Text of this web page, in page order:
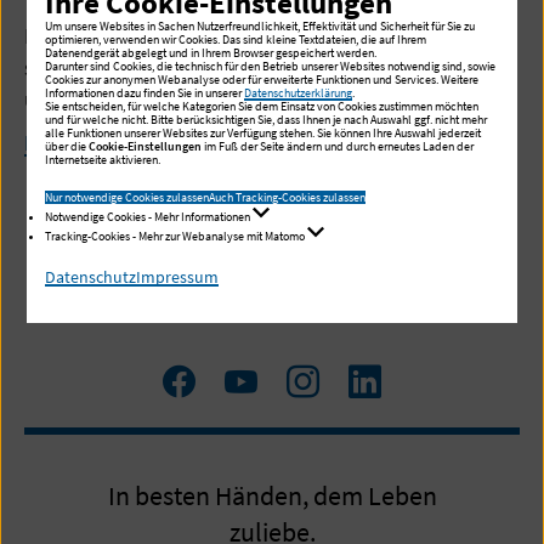
Das Team der Klinik für Urologie und Uroonkologie
stellt sich vor: Eine Übersicht der Mitarbeiterinnen
und Mitarbeiter.
Mehr lesen
Zum
Facebook
Zum
YouTube
Zum
Instagram
LinkedIn
In besten Händen, dem Leben
zuliebe.
Um unsere Websites in Sachen Nutzerfreundlichkeit, Effektivität und Sicherheit für Sie zu
optimieren, verwenden wir Cookies. Das sind kleine Textdateien, die auf Ihrem
Datenendgerät abgelegt und in Ihrem Browser gespeichert werden.
Darunter sind Cookies, die technisch für den Betrieb unserer Websites notwendig sind, sowie
Cookies zur anonymen Webanalyse oder für erweiterte Funktionen und Services. Weitere
Informationen dazu finden Sie in unsererDatenschutzerklärung.
Sie entscheiden, für welche Kategorien Sie dem Einsatz von Cookies zustimmen möchten
und für welche nicht. Bitte berücksichtigen Sie, dass Ihnen je nach Auswahl ggf. nicht mehr
alle Funktionen unserer Websites zur Verfügung stehen. Sie können Ihre Auswahl jederzeit
über dieCookie-Einstellungen im Fuß der Seite ändern und durch erneutes Laden der
Internetseite aktivieren.
Nur notwendige Cookies zulassenAuch Tracking-Cookies zulassen
Notwendige Cookies - Mehr Informationen
Tracking-Cookies - Mehr zur Webanalyse mit Matomo
DatenschutzImpressum